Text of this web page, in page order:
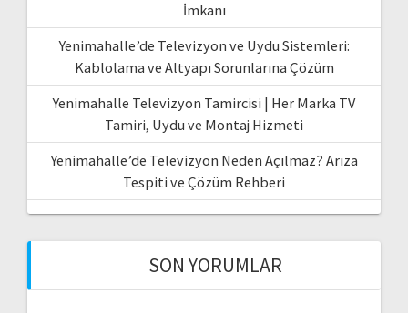
İmkanı
Yenimahalle’de Televizyon ve Uydu Sistemleri:
Kablolama ve Altyapı Sorunlarına Çözüm
Yenimahalle Televizyon Tamircisi | Her Marka TV
Tamiri, Uydu ve Montaj Hizmeti
Yenimahalle’de Televizyon Neden Açılmaz? Arıza
Tespiti ve Çözüm Rehberi
SON YORUMLAR